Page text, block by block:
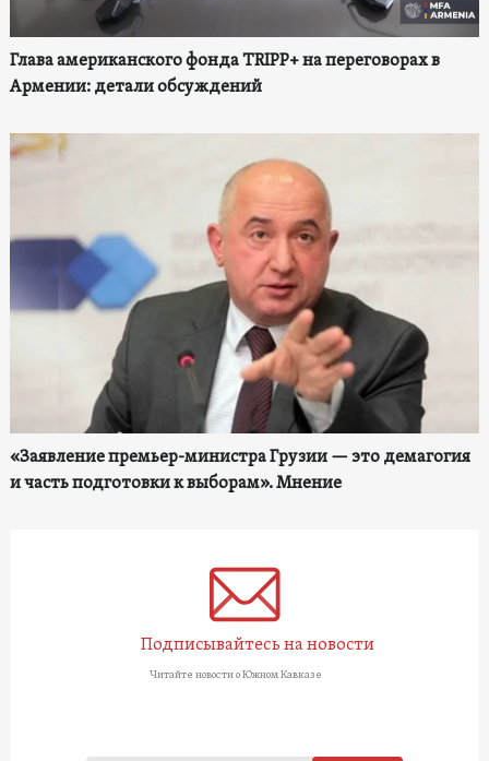
Глава американского фонда TRIPP+ на переговорах в
Армении: детали обсуждений
«Заявление премьер-министра Грузии — это демагогия
и часть подготовки к выборам». Мнение
Подписывайтесь на новости
Читайте новости о Южном Кавказе